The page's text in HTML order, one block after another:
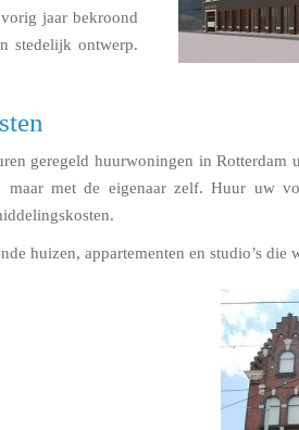
jaar bekroond
stedelijk ontwerp.
geregeld huurwoningen in Rotterdam
maar met de eigenaar zelf. Huur uw
huizen, appartementen en studio’s die